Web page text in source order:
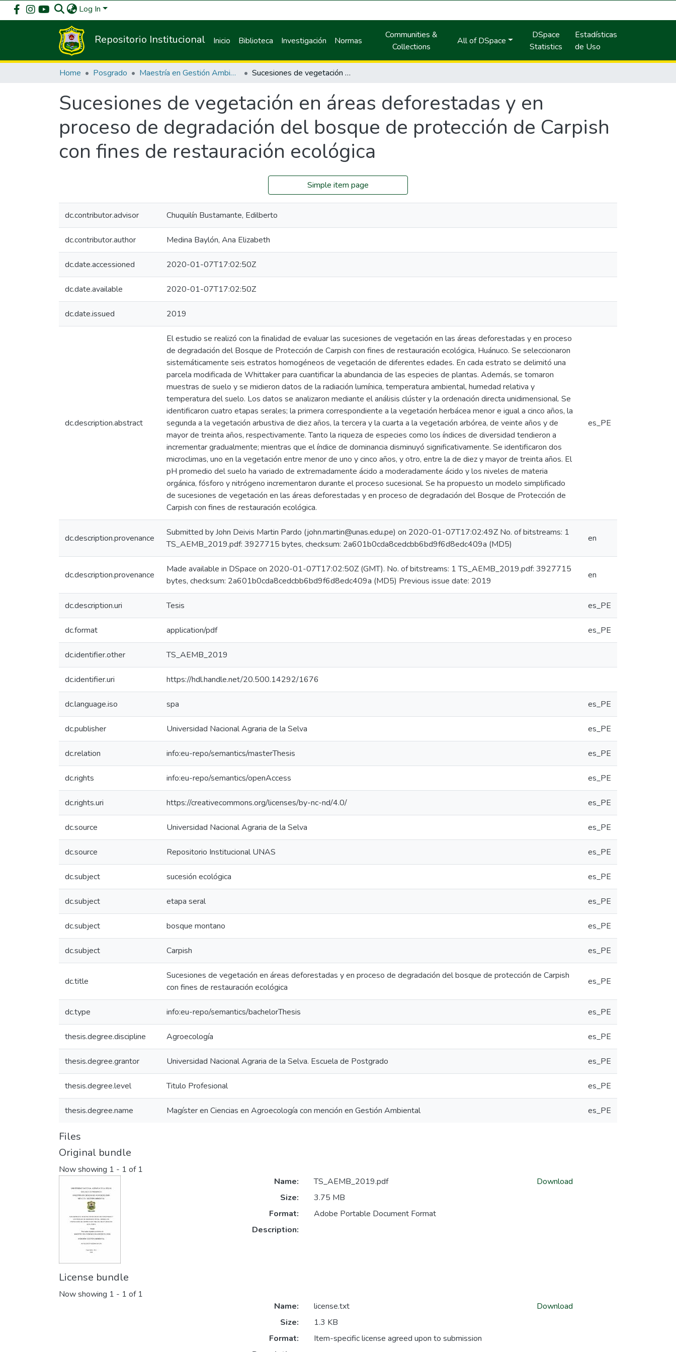
Log In
Repositorio Institucional Inicio Biblioteca Investigación Normas
Communities &
Collections
All of DSpace
DSpace
Statistics
Estadísticas
de Uso
Home Posgrado Maestría en Gestión Ambiental Sucesiones de vegetación en áreas deforestadas y en proceso de degradación del bosque de protección de Carpish con fines de restauración ecológica
Sucesiones de vegetación en áreas deforestadas y en
proceso de degradación del bosque de protección de Carpish
con fines de restauración ecológica
Simple item page
dc.contributor.advisor Chuquilín Bustamante, Edilberto
dc.contributor.author Medina Baylón, Ana Elizabeth
dc.date.accessioned 2020-01-07T17:02:50Z
dc.date.available 2020-01-07T17:02:50Z
dc.date.issued 2019
dc.description.abstract
El estudio se realizó con la finalidad de evaluar las sucesiones de vegetación en las áreas deforestadas y en proceso
de degradación del Bosque de Protección de Carpish con fines de restauración ecológica, Huánuco. Se seleccionaron
sistemáticamente seis estratos homogéneos de vegetación de diferentes edades. En cada estrato se delimitó una
parcela modificada de Whittaker para cuantificar la abundancia de las especies de plantas. Además, se tomaron
muestras de suelo y se midieron datos de la radiación lumínica, temperatura ambiental, humedad relativa y
temperatura del suelo. Los datos se analizaron mediante el análisis clúster y la ordenación directa unidimensional. Se
identificaron cuatro etapas serales; la primera correspondiente a la vegetación herbácea menor e igual a cinco años, la
segunda a la vegetación arbustiva de diez años, la tercera y la cuarta a la vegetación arbórea, de veinte años y de
mayor de treinta años, respectivamente. Tanto la riqueza de especies como los índices de diversidad tendieron a
incrementar gradualmente; mientras que el índice de dominancia disminuyó significativamente. Se identificaron dos
microclimas, uno en la vegetación entre menor de uno y cinco años, y otro, entre la de diez y mayor de treinta años. El
pH promedio del suelo ha variado de extremadamente ácido a moderadamente ácido y los niveles de materia
orgánica, fósforo y nitrógeno incrementaron durante el proceso sucesional. Se ha propuesto un modelo simplificado
de sucesiones de vegetación en las áreas deforestadas y en proceso de degradación del Bosque de Protección de
Carpish con fines de restauración ecológica.
es_PE
dc.description.provenance
Submitted by John Deivis Martin Pardo (john.martin@unas.edu.pe) on 2020-01-07T17:02:49Z No. of bitstreams: 1
TS_AEMB_2019.pdf: 3927715 bytes, checksum: 2a601b0cda8cedcbb6bd9f6d8edc409a (MD5)
en
dc.description.provenance
Made available in DSpace on 2020-01-07T17:02:50Z (GMT). No. of bitstreams: 1 TS_AEMB_2019.pdf: 3927715
bytes, checksum: 2a601b0cda8cedcbb6bd9f6d8edc409a (MD5) Previous issue date: 2019
en
dc.description.uri Tesis es_PE
dc.format application/pdf es_PE
dc.identifier.other TS_AEMB_2019
dc.identifier.uri https://hdl.handle.net/20.500.14292/1676
dc.language.iso spa es_PE
dc.publisher Universidad Nacional Agraria de la Selva es_PE
dc.relation info:eu-repo/semantics/masterThesis es_PE
dc.rights info:eu-repo/semantics/openAccess es_PE
dc.rights.uri https://creativecommons.org/licenses/by-nc-nd/4.0/ es_PE
dc.source Universidad Nacional Agraria de la Selva es_PE
dc.source Repositorio Institucional UNAS es_PE
dc.subject sucesión ecológica es_PE
dc.subject etapa seral es_PE
dc.subject bosque montano es_PE
dc.subject Carpish es_PE
dc.title
Sucesiones de vegetación en áreas deforestadas y en proceso de degradación del bosque de protección de Carpish
con fines de restauración ecológica
es_PE
dc.type info:eu-repo/semantics/bachelorThesis es_PE
thesis.degree.discipline Agroecología es_PE
thesis.degree.grantor Universidad Nacional Agraria de la Selva. Escuela de Postgrado es_PE
thesis.degree.level Titulo Profesional es_PE
thesis.degree.name Magíster en Ciencias en Agroecología con mención en Gestión Ambiental es_PE
Files
Original bundle
Now showing 1 - 1 of 1
Name:
TS_AEMB_2019.pdf
Size:
3.75 MB
Format:
Adobe Portable Document Format
Description:
Download
License bundle
Now showing 1 - 1 of 1
Name:
license.txt
Size:
1.3 KB
Format:
Item-specific license agreed upon to submission
Download